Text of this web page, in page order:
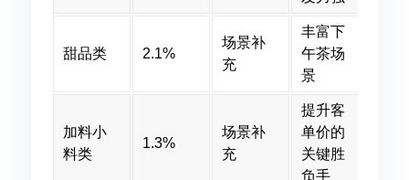
甜品类 2.1%
场景补
充
丰富下
午茶场
景
加料小
料类
1.3%
场景补
充
提升客
单价的
关键胜
负手